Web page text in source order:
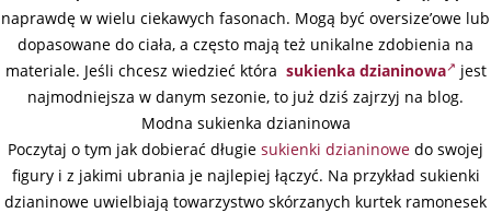
naprawdę w wielu ciekawych fasonach. Mogą być oversize’owe lub
dopasowane do ciała, a często mają też unikalne zdobienia na
materiale. Jeśli chcesz wiedzieć która sukienka dzianinowa
jest
najmodniejsza w danym sezonie, to już dziś zajrzyj na blog.
Modna sukienka dzianinowa
Poczytaj o tym jak dobierać długie sukienki dzianinowe do swojej
figury i z jakimi ubrania je najlepiej łączyć. Na przykład sukienki
dzianinowe uwielbiają towarzystwo skórzanych kurtek ramonesek